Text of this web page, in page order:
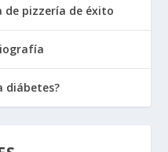
de pizzería de éxito
diábetes?